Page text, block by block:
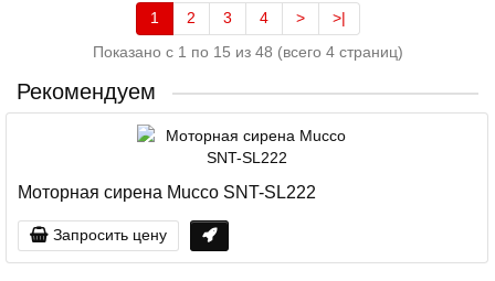
1 2 3 4 >
>|
Показано с 1 по 15 из 48 (всего 4 страниц)
Рекомендуем
Моторная сирена Mucco SNT-SL222
Запросить цену